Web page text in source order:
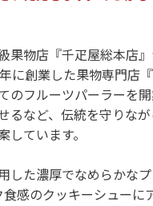
果物店『千疋屋総本店
に創業した果物専門店
のフルーツパーラーを
るなど、伝統を守りな
しています。
した濃厚でなめらかな
食感のクッキーシューに